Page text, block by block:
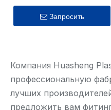
Запросить
Компания Huasheng
профессиональную
лучших
предложить вам